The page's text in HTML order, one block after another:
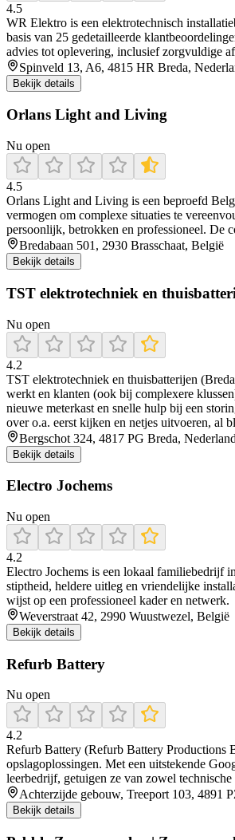
4.5
WR Elektro is een elektrotechnisch
basis van 25 gedetailleerde
advies tot oplevering, inclusief zorgvuldige
Spinveld 13, A6, 4815 HR Breda,
Bekijk details
Orlans Light and Living
Nu open
4.5
Orlans Light and Living is een beproefd
vermogen om complexe situaties te
persoonlijk, betrokken en professioneel. De
Bredabaan 501, 2930 Brasschaat, België
Bekijk details
TST elektrotechniek en
Nu open
4.2
TST elektrotechniek en thuisbatterijen
werkt en klanten (ook bij complexere
nieuwe meterkast en snelle hulp bij een
over o.a. eerst kijken en netjes uitvoeren, al
Bergschot 324, 4817 PG Breda, Nederland
Bekijk details
Electro Jochems
Nu open
4.2
Electro Jochems is een lokaal familiebedrijf
stiptheid, heldere uitleg en vriendelijke
wijst op een professioneel kader en netwerk.
Weverstraat 42, 2990 Wuustwezel, België
Bekijk details
Refurb Battery
Nu open
4.2
Refurb Battery (Refurb Battery Productions
opslagoplossingen. Met een uitstekende
leerbedrijf, getuigen ze van zowel
Achterzijde gebouw, Treeport 103, 4891
Bekijk details